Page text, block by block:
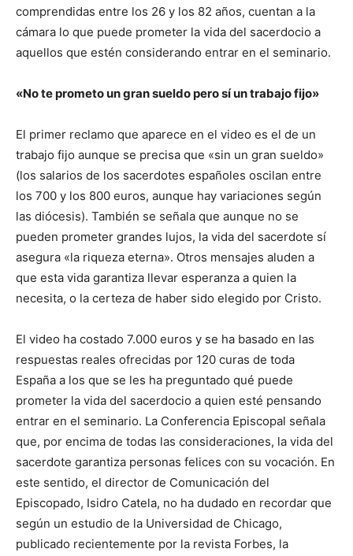
comprendidas entre los 26 y los 82 años, cuentan a la
cámara lo que puede prometer la vida del sacerdocio a
aquellos que estén considerando entrar en el seminario.
«No te prometo un gran sueldo pero sí un trabajo fijo»
El primer reclamo que aparece en el video es el de un
trabajo fijo aunque se precisa que «sin un gran sueldo»
(los salarios de los sacerdotes españoles oscilan entre
los 700 y los 800 euros, aunque hay variaciones según
las diócesis). También se señala que aunque no se
pueden prometer grandes lujos, la vida del sacerdote sí
asegura «la riqueza eterna». Otros mensajes aluden a
que esta vida garantiza llevar esperanza a quien la
necesita, o la certeza de haber sido elegido por Cristo.
El video ha costado 7.000 euros y se ha basado en las
respuestas reales ofrecidas por 120 curas de toda
España a los que se les ha preguntado qué puede
prometer la vida del sacerdocio a quien esté pensando
entrar en el seminario. La Conferencia Episcopal señala
que, por encima de todas las consideraciones, la vida del
sacerdote garantiza personas felices con su vocación. En
este sentido, el director de Comunicación del
Episcopado, Isidro Catela, no ha dudado en recordar que
según un estudio de la Universidad de Chicago,
publicado recientemente por la revista Forbes, la